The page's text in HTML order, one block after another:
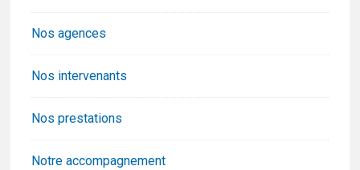
Nos agences
Nos intervenants
Nos prestations
Notre accompagnement